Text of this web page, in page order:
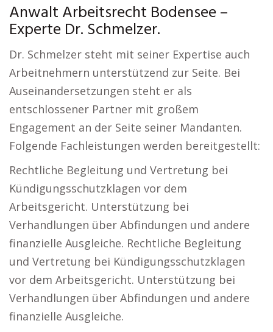
Anwalt Arbeitsrecht Bodensee –
Experte Dr. Schmelzer.
Dr. Schmelzer steht mit seiner Expertise auch
Arbeitnehmern unterstützend zur Seite. Bei
Auseinandersetzungen steht er als
entschlossener Partner mit großem
Engagement an der Seite seiner Mandanten.
Folgende Fachleistungen werden bereitgestellt:
Rechtliche Begleitung und Vertretung bei
Kündigungsschutzklagen vor dem
Arbeitsgericht. Unterstützung bei
Verhandlungen über Abfindungen und andere
finanzielle Ausgleiche. Rechtliche Begleitung
und Vertretung bei Kündigungsschutzklagen
vor dem Arbeitsgericht. Unterstützung bei
Verhandlungen über Abfindungen und andere
finanzielle Ausgleiche.